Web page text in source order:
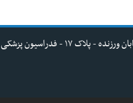
- فدراسیون پزشکی ورزشی